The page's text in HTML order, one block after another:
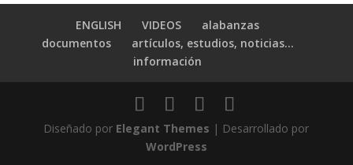
ENGLISH VIDEOS
alabanzas
documentos
artículos, estudios, noticias…
información
Diseñado por Elegant Themes | Desarrollado por
WordPress